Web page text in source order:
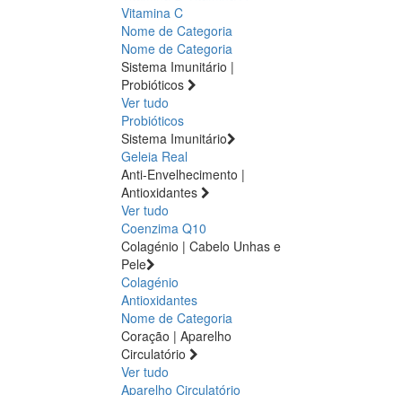
Vitamina C
Nome de Categoria
Nome de Categoria
Sistema Imunitário |
Probióticos
Ver tudo
Probióticos
Sistema Imunitário
Geleia Real
Anti-Envelhecimento |
Antioxidantes
Ver tudo
Coenzima Q10
Colagénio | Cabelo Unhas e
Pele
Colagénio
Antioxidantes
Nome de Categoria
Coração | Aparelho
Circulatório
Ver tudo
Aparelho Circulatório